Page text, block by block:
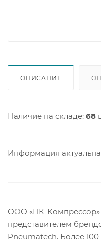
ОПИСАНИЕ
Наличие на складе: 68
Информация
ООО «ПК-Компрессор»
представителем
Pneumatech. Более